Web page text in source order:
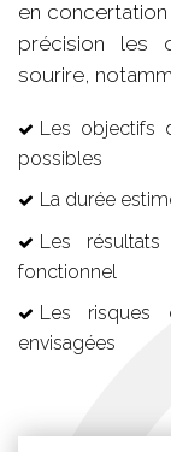
en
précision les
sourire,
Les objectifs
possibles
La durée
Les
fonctionnel
Les risques
envisagées